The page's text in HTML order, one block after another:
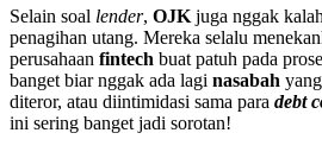
Selain soal lender, OJK juga nggak
penagihan utang. Mereka selalu
perusahaan fintech buat patuh pada
banget biar nggak ada lagi nasabah
diteror, atau diintimidasi sama para debt
ini sering banget jadi sorotan!